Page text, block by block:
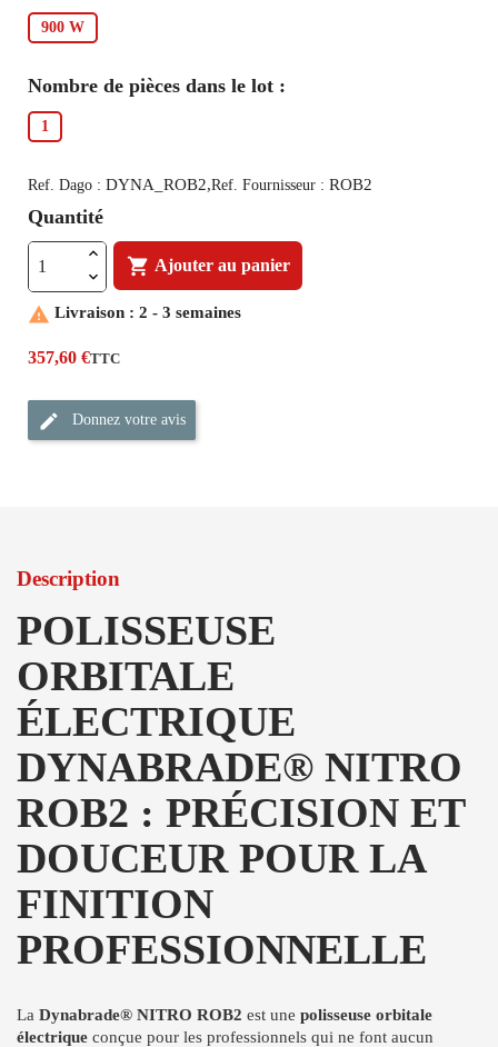
900 W
Nombre de pièces dans le lot :
1
Ref. Dago : DYNA_ROB2,Ref. Fournisseur : ROB2
Quantité
 Ajouter au panier
 Livraison : 2 - 3 semaines
357,60 €TTC
Donnez votre avis
Description
POLISSEUSE
ORBITALE
ÉLECTRIQUE
DYNABRADE® NITRO
ROB2 : PRÉCISION ET
DOUCEUR POUR LA
FINITION
PROFESSIONNELLE
La Dynabrade® NITRO ROB2 est une polisseuse orbitale
électrique conçue pour les professionnels qui ne font aucun